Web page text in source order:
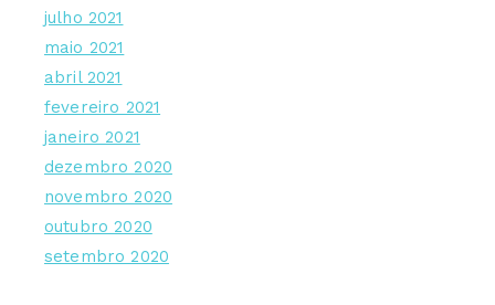
julho 2021
maio 2021
abril 2021
fevereiro 2021
janeiro 2021
dezembro 2020
novembro 2020
outubro 2020
setembro 2020